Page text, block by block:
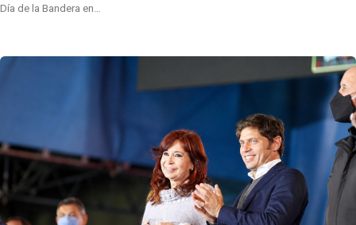
Día de la Bandera en…